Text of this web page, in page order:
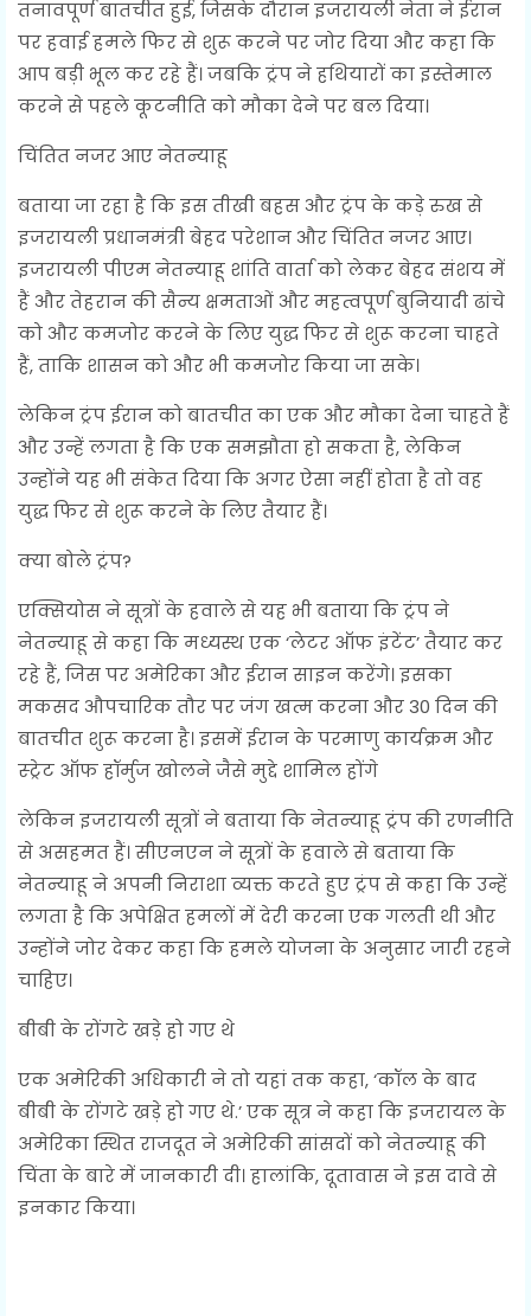
तनावपूर्ण बातचीत हुई, जिसके दौरान इजरायली नेता ने ईरान
पर हवाई हमले फिर से शुरू करने पर जोर दिया और कहा कि
आप बड़ी भूल कर रहे हैं। जबकि ट्रंप ने हथियारों का इस्तेमाल
करने से पहले कूटनीति को मौका देने पर बल दिया।
चिंतित नजर आए नेतन्याहू
बताया जा रहा है कि इस तीखी बहस और ट्रंप के कड़े रुख से
इजरायली प्रधानमंत्री बेहद परेशान और चिंतित नजर आए।
इजरायली पीएम नेतन्याहू शांति वार्ता को लेकर बेहद संशय में
हैं और तेहरान की सैन्य क्षमताओं और महत्वपूर्ण बुनियादी ढांचे
को और कमजोर करने के लिए युद्ध फिर से शुरू करना चाहते
हैं, ताकि शासन को और भी कमजोर किया जा सके।
लेकिन ट्रंप ईरान को बातचीत का एक और मौका देना चाहते हैं
और उन्हें लगता है कि एक समझौता हो सकता है, लेकिन
उन्होंने यह भी संकेत दिया कि अगर ऐसा नहीं होता है तो वह
युद्ध फिर से शुरू करने के लिए तैयार हैं।
क्या बोले ट्रंप?
एक्सियोस ने सूत्रों के हवाले से यह भी बताया कि ट्रंप ने
नेतन्याहू से कहा कि मध्यस्थ एक ‘लेटर ऑफ इंटेंट’ तैयार कर
रहे हैं, जिस पर अमेरिका और ईरान साइन करेंगे। इसका
मकसद औपचारिक तौर पर जंग खत्म करना और 30 दिन की
बातचीत शुरू करना है। इसमें ईरान के परमाणु कार्यक्रम और
स्ट्रेट ऑफ हॉर्मुज खोलने जैसे मुद्दे शामिल होंगे
लेकिन इजरायली सूत्रों ने बताया कि नेतन्याहू ट्रंप की रणनीति
से असहमत हैं। सीएनएन ने सूत्रों के हवाले से बताया कि
नेतन्याहू ने अपनी निराशा व्यक्त करते हुए ट्रंप से कहा कि उन्हें
लगता है कि अपेक्षित हमलों में देरी करना एक गलती थी और
उन्होंने जोर देकर कहा कि हमले योजना के अनुसार जारी रहने
चाहिए।
बीबी के रोंगटे खड़े हो गए थे
एक अमेरिकी अधिकारी ने तो यहां तक कहा, ‘कॉल के बाद
बीबी के रोंगटे खड़े हो गए थे.’ एक सूत्र ने कहा कि इजरायल के
अमेरिका स्थित राजदूत ने अमेरिकी सांसदों को नेतन्याहू की
चिंता के बारे में जानकारी दी। हालांकि, दूतावास ने इस दावे से
इनकार किया।